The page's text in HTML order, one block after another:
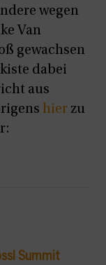
wegen
Van
gewachsen
dabei
aus
hier zu
Summit